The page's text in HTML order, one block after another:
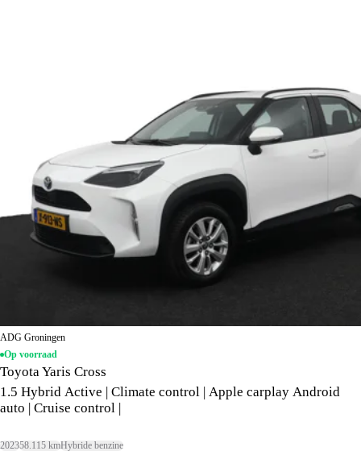
ADG Groningen
Op voorraad
Toyota Yaris Cross
1.5 Hybrid Active | Climate control | Apple carplay Android
auto | Cruise control |
202358.115 kmHybride benzine